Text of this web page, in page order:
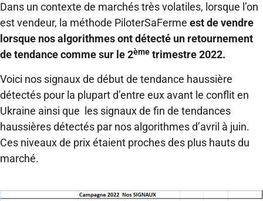
Dans un contexte de marchés très volatiles, lorsque l’on
est vendeur, la méthode PiloterSaFerme est de vendre
lorsque nos algorithmes ont détecté un retournement
de tendance comme sur le 2ème trimestre 2022.
Voici nos signaux de début de tendance haussière
détectés pour la plupart d’entre eux avant le conflit en
Ukraine ainsi que les signaux de fin de tendances
haussières détectés par nos algorithmes d’avril à juin.
Ces niveaux de prix étaient proches des plus hauts du
marché.